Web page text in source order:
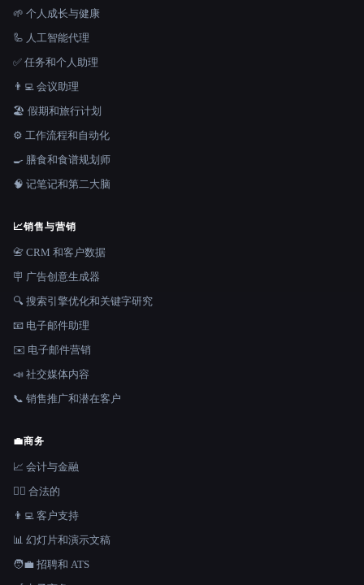
🌱 个人成长与健康
🦾 人工智能代理
✅ 任务和个人助理
👨‍💻 会议助理
🏖 假期和旅行计划
⚙️ 工作流程和自动化
🍳 膳食和食谱规划师
🧠 记笔记和第二大脑
📈销售与营销
📇 CRM 和客户数据
🪧 广告创意生成器
🔍 搜索引擎优化和关键字研究
📧 电子邮件助理
✉️ 电子邮件营销
📣 社交媒体内容
📞 销售推广和潜在客户
💼商务
📈 会计与金融
👩‍⚖️ 合法的
👨‍💻 客户支持
📊 幻灯片和演示文稿
🧑‍💼 招聘和 ATS